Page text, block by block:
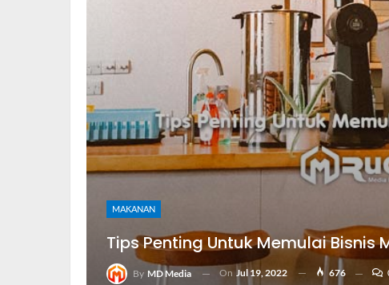
MAKANAN
Tips Penting Untuk Memulai Bisnis
By MD Media On Jul 19, 2022 676